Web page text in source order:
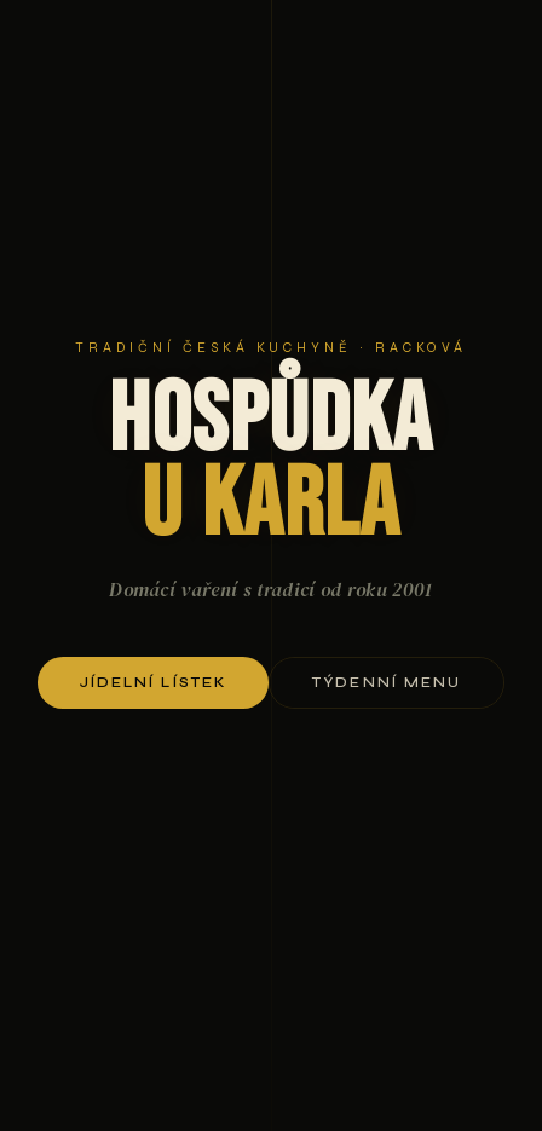
TRADIČNÍ ČESKÁ KUCHYNĚ · RACKOVÁ
Hospůdka
U Karla
Domácí vaření s tradicí od roku 2001
JÍDELNÍ LÍSTEK TÝDENNÍ MENU